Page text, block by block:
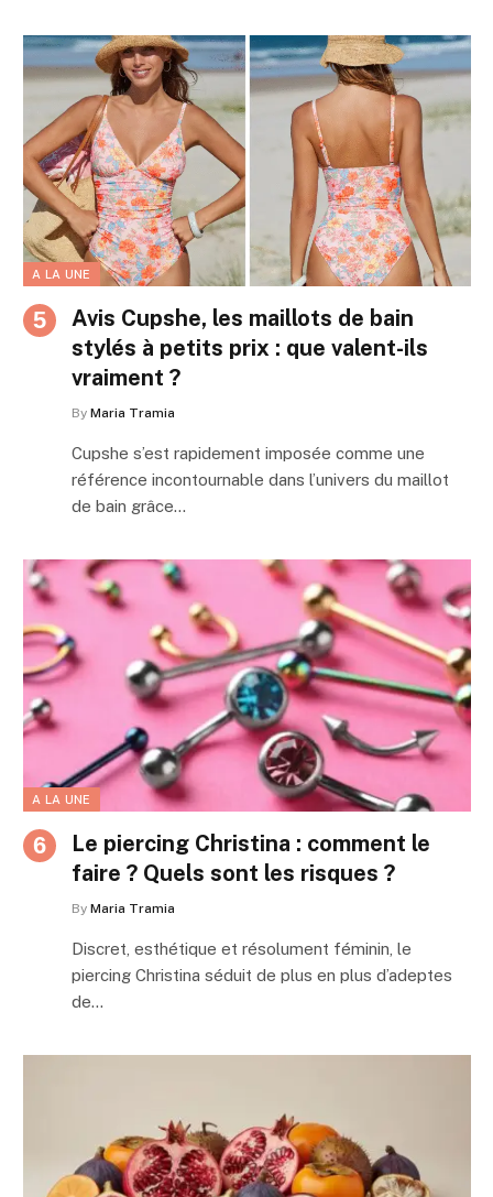
A LA UNE
Avis Cupshe, les maillots de bain
stylés à petits prix : que valent-ils
vraiment ?
By Maria Tramia
Cupshe s’est rapidement imposée comme une
référence incontournable dans l’univers du maillot
de bain grâce…
A LA UNE
Le piercing Christina : comment le
faire ? Quels sont les risques ?
By Maria Tramia
Discret, esthétique et résolument féminin, le
piercing Christina séduit de plus en plus d’adeptes
de…